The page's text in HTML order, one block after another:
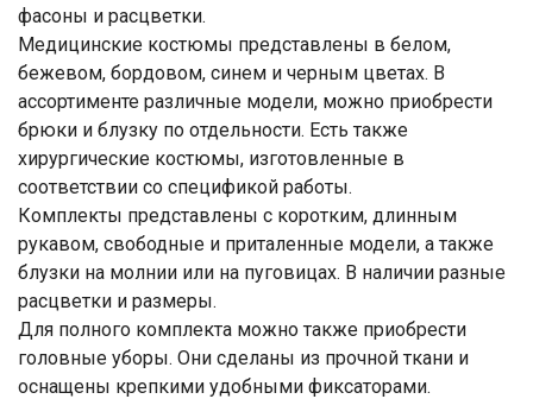
фасоны и расцветки.
Медицинские костюмы представлены в белом,
бежевом, бордовом, синем и черным цветах. В
ассортименте различные модели, можно приобрести
брюки и блузку по отдельности. Есть также
хирургические костюмы, изготовленные в
соответствии со спецификой работы.
Комплекты представлены с коротким, длинным
рукавом, свободные и приталенные модели, а также
блузки на молнии или на пуговицах. В наличии разные
расцветки и размеры.
Для полного комплекта можно также приобрести
головные уборы. Они сделаны из прочной ткани и
оснащены крепкими удобными фиксаторами.